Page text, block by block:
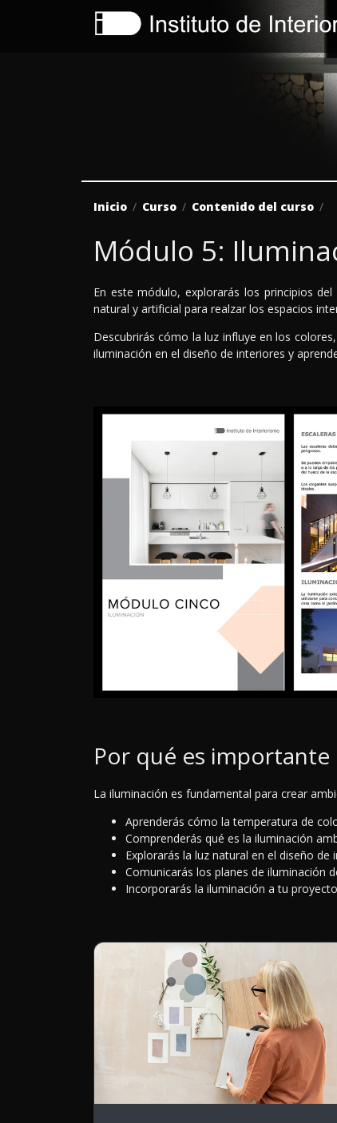
Inicio Curso Contenido del curso
Módulo 5:
En este módulo, explorarás los principios
natural y artificial para realzar los espacios
Descubrirás cómo la luz influye en los
iluminación en el diseño de interiores y
Por qué es
La iluminación es fundamental para crear
Aprenderás cómo la temperatura de
Comprenderás qué es la iluminación
Explorarás la luz natural en el diseño
Comunicarás los planes de iluminación
Incorporarás la iluminación a tu